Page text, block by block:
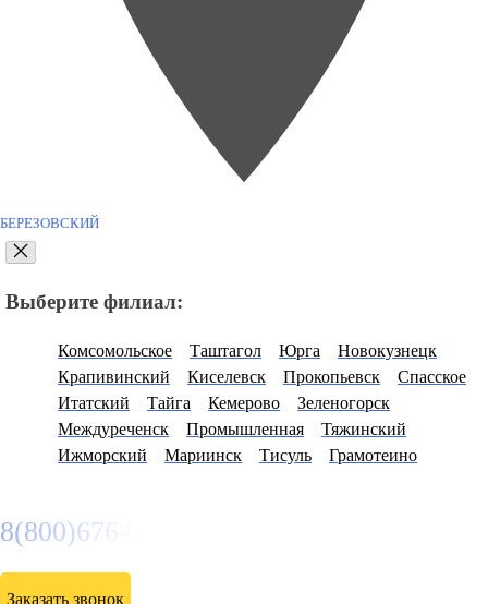
БЕРЕЗОВСКИЙ
Выберите филиал:
Комсомольское Таштагол Юрга
Новокузнецк
Крапивинский
Киселевск Прокопьевск
Спасское
Итатский
Тайга Кемерово
Зеленогорск
Междуреченск
Промышленная
Тяжинский
Ижморский
Мариинск Тисуль Грамотеино
8(800)6764935
Заказать звонок